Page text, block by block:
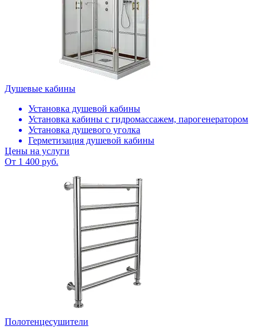
Душевые кабины
Установка душевой кабины
Установка кабины с гидромассажем, парогенератором
Установка душевого уголка
Герметизация душевой кабины
Цены на услуги
От 1 400 руб.
Полотенцесушители